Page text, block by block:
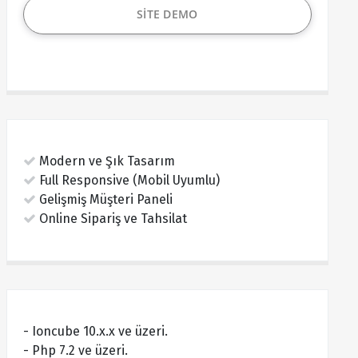
SİTE DEMO
Modern ve Şık Tasarım
Full Responsive (Mobil Uyumlu)
Gelişmiş Müşteri Paneli
Online Sipariş ve Tahsilat
- Ioncube 10.x.x ve üzeri.
- Php 7.2 ve üzeri.